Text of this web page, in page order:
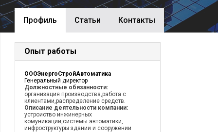
Профиль Cтатьи Контакты
Опыт работы
ОООЭнергоСтройАвтоматика
Генеральный директор
Должностные обязанности:
организация производства,работа с
клиентами,распределение средств.
Описание деятельности компании:
устроиство инжинерных
комуникации,системы автоматики,
инфроструктуры здании и сооружении